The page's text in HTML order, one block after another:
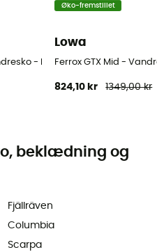
- Damer
Øko-fremstillet
Lowa
Ferrox GTX Mid -
824,10 kr 1349,00 kr
beklædning og
Fjällräven
Columbia
Scarpa